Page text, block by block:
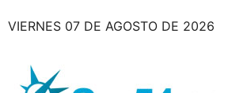
VIERNES 07 DE AGOSTO DE 2026